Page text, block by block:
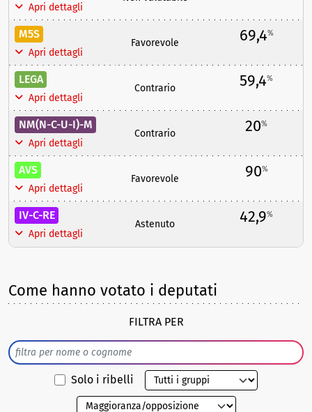
Apri dettagli
M5S
Apri dettagli
Favorevole 69,4%
LEGA
Apri dettagli
Contrario 59,4%
NM(N-C-U-I)-M
Apri dettagli
Contrario 20%
AVS
Apri dettagli
Favorevole 90%
IV-C-RE
Apri dettagli
Astenuto 42,9%
Come hanno votato i deputati
FILTRA PER
Solo i ribelli